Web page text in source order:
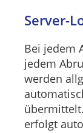
Server-
Bei jedem
jedem
werden
erfolgt